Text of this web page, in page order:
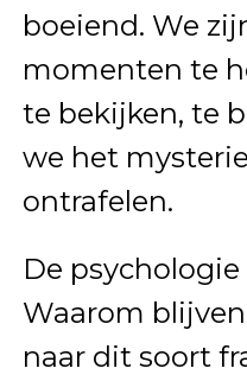
boeiend. We
momenten te
te bekijken, te
we het
ontrafelen.
De
Waarom
naar dit soort